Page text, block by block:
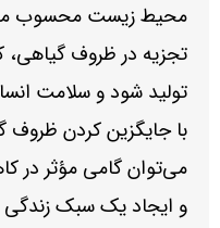
محیط زیست محسوب
تجزیه در ظروف
تولید شود و سلامت
با جایگزین کردن ظروف
می‌توان گامی مؤثر در
و ایجاد یک سبک زندگی